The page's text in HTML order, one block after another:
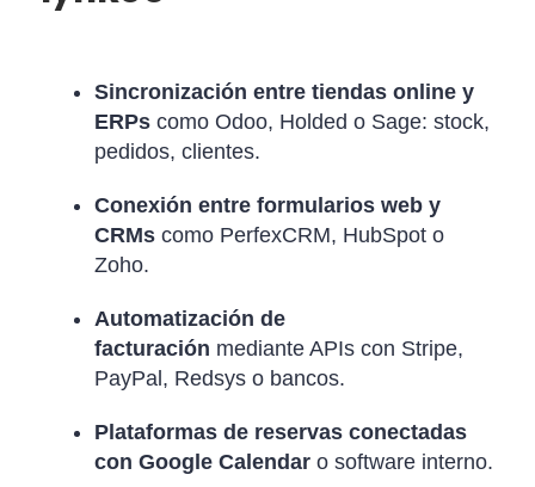
Sincronización entre tiendas online y
ERPscomo Odoo, Holded o Sage: stock,
pedidos, clientes.
Conexión entre formularios web y
CRMscomo PerfexCRM, HubSpot o
Zoho.
Automatización de
facturación mediante APIs con Stripe,
PayPal, Redsys o bancos.
Plataformas de reservas conectadas
con Google Calendaro software interno.